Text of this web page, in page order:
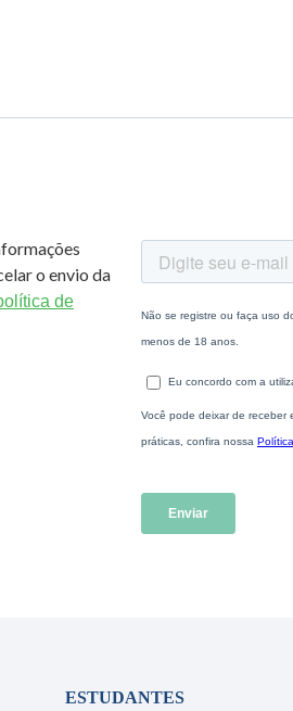
o envio da
de
ESTUDANTES